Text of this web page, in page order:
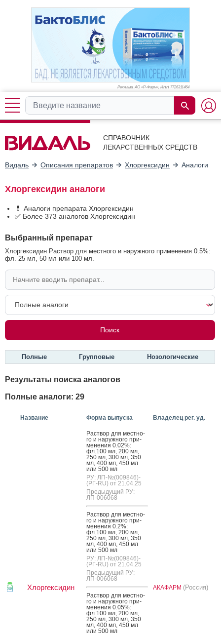
Реклама. АО «Р-Фарм», ИНН 7726311464
СПРАВОЧНИК
ЛЕКАРСТВЕННЫХ СРЕДСТВ
Видаль Описания препаратов Хлоргексидин Аналоги
Хлоргексидин аналоги
💊 Аналоги препарата Хлоргексидин
✅ Более 373 аналогов Хлоргексидин
Выбранный препарат
Хлоргексидин Раствор для местного и наружного применения 0.5%:
фл. 25 мл, 50 мл или 100 мл.
Полные Групповые Нозологические
Результаты поиска аналогов
Полные аналоги: 29
Название Форма выпуска Владелец рег. уд.
Хлоргексидин
Рас­твор для мес­тно­
го и на­руж­но­го при­
мене­ния 0.02%:
фл.100 мл, 200 мл,
250 мл, 300 мл, 350
мл, 400 мл, 450 мл
или 500 мл
РУ: ЛП-№(009846)-
(РГ-RU) от 21.04.25
Предыдущий РУ:
ЛП-006068
Рас­твор для мес­тно­
го и на­руж­но­го при­
мене­ния 0.2%:
фл.100 мл, 200 мл,
250 мл, 300 мл, 350
мл, 400 мл, 450 мл
или 500 мл
РУ: ЛП-№(009846)-
(РГ-RU) от 21.04.25
Предыдущий РУ:
ЛП-006068
Рас­твор для мес­тно­
го и на­руж­но­го при­
мене­ния 0.05%:
фл.100 мл, 200 мл,
250 мл, 300 мл, 350
мл, 400 мл, 450 мл
или 500 мл
АКАФАРМ (Россия)